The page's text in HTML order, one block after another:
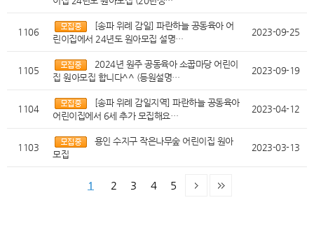
1106
[송파 위례 감일] 파란하늘 공동육아 어
린이집에서 24년도 원아모집 설명…
2023-09-25
1105
2024년 원주 공동육아 소꿉마당 어린이
집 원아모집 합니다^^ (등원설명…
2023-09-19
1104
[송파 위례 감일지역] 파란하늘 공동육아
어린이집에서 6세 추가 모집해요…
2023-04-12
1103
용인 수지구 작은나무숲 어린이집 원아
모집
2023-03-13
1 2 3 4 5